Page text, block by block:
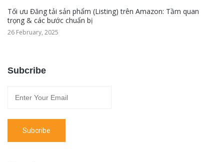
Tối ưu Đăng tải sản phẩm (Listing) trên Amazon: Tầm quan
trọng & các bước chuẩn bị
26 February, 2025
Subcribe